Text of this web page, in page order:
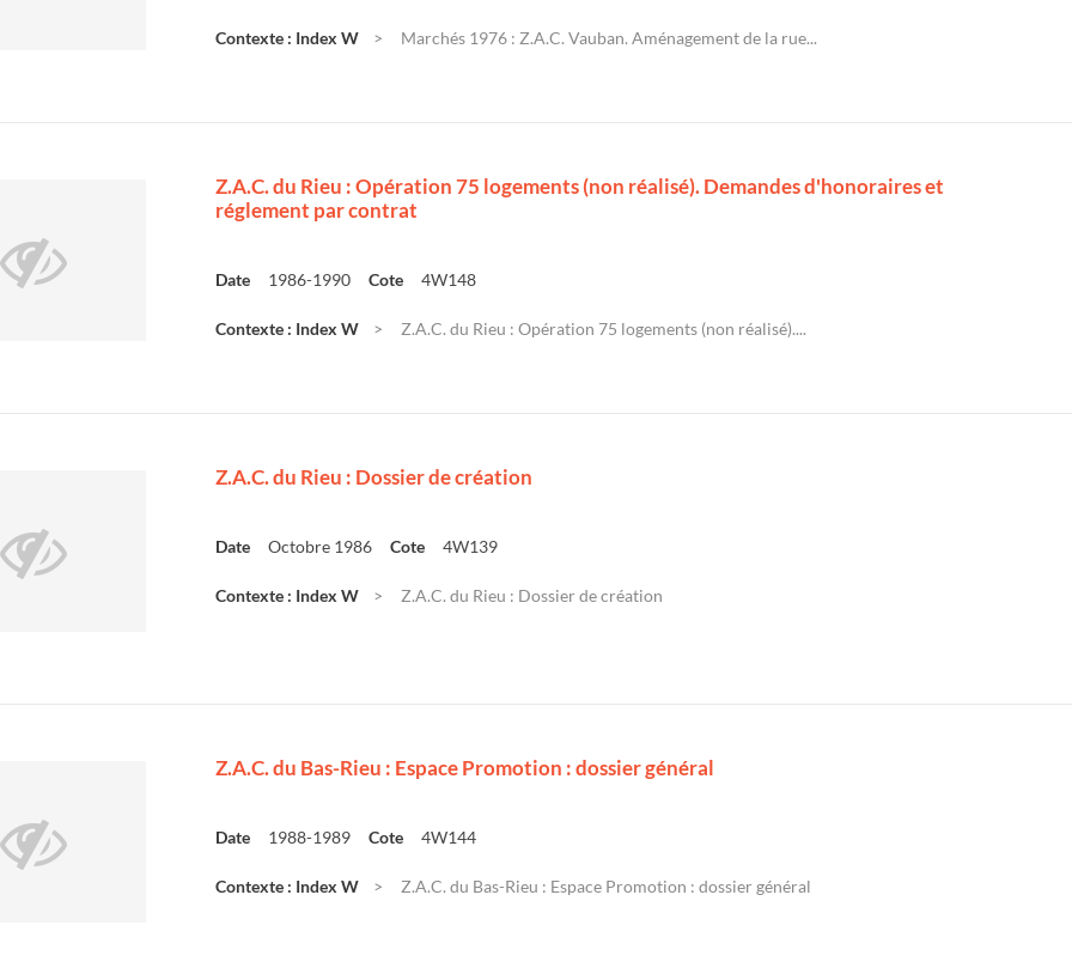
Contexte : Index W Marchés 1976 : Z.A.C. Vauban. Aménagement de la rue...
Z.A.C. du Rieu : Opération 75 logements (non réalisé). Demandes d'honoraires et
réglement par contrat
Date 1986-1990 Cote 4W148
Contexte : Index W Z.A.C. du Rieu : Opération 75 logements (non réalisé)....
Z.A.C. du Rieu : Dossier de création
Date Octobre 1986 Cote 4W139
Contexte : Index W Z.A.C. du Rieu : Dossier de création
Z.A.C. du Bas-Rieu : Espace Promotion : dossier général
Date 1988-1989 Cote 4W144
Contexte : Index W Z.A.C. du Bas-Rieu : Espace Promotion : dossier général